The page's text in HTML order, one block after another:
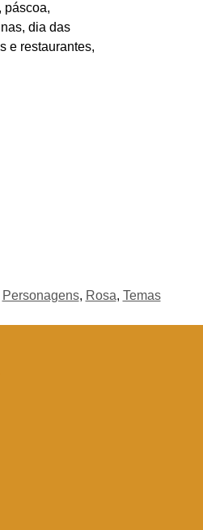
páscoa,
dia das
e restaurantes,
Personagens, Rosa, Temas